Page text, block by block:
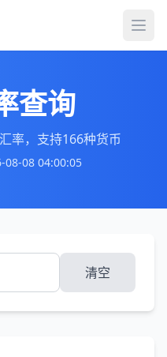
打开
查询
率，支持166种货币
08-08 04:00:05
清空